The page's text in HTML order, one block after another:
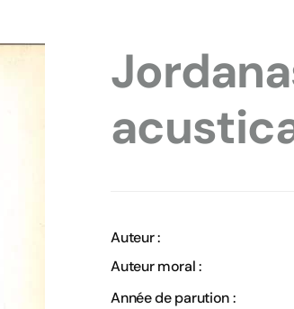
Auteur :
Auteur moral :
Année de parution :